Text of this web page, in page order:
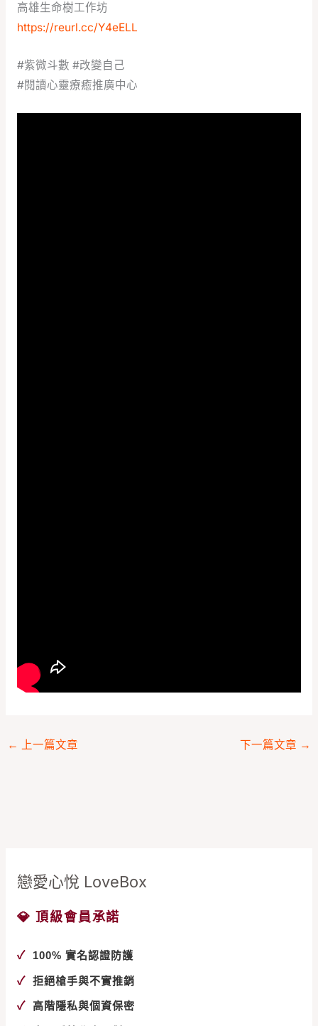
高雄生命樹工作坊
https://reurl.cc/Y4eELL
#紫微斗數 #改變自己
#閱讀心靈療癒推廣中心
← 上一篇文章 下一篇文章 →
戀愛心悅 LoveBox
💎 頂級會員承諾
✓ 100% 實名認證防護
✓ 拒絕槍手與不實推銷
✓ 高階隱私與個資保密